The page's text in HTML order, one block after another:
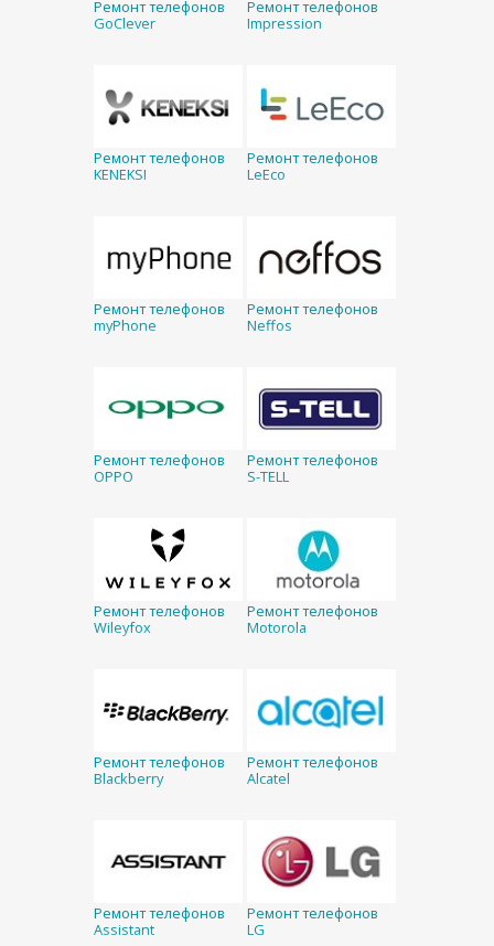
Ремонт телефонов
GoClever
Ремонт телефонов
Impression
Ремонт телефонов
KENEKSI
Ремонт телефонов
LeEco
Ремонт телефонов
myPhone
Ремонт телефонов
Neffos
Ремонт телефонов
OPPO
Ремонт телефонов
S-TELL
Ремонт телефонов
Wileyfox
Ремонт телефонов
Motorola
Ремонт телефонов
Blackberry
Ремонт телефонов
Alcatel
Ремонт телефонов
Assistant
Ремонт телефонов
LG